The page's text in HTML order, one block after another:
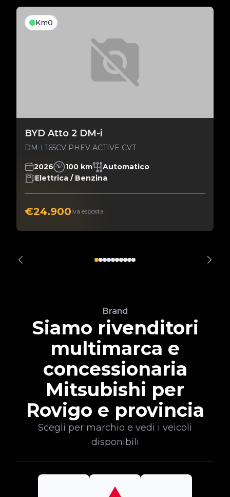
Km0
BYD Atto 2 DM-i
DM-I 165CV PHEV ACTIVE CVT
2026 100 km
Automatico
Elettrica / Benzina
€24.900Iva esposta
Brand
Siamo rivenditori
multimarca e
concessionaria
Mitsubishi per
Rovigo e provincia
Scegli per marchio e vedi i veicoli
disponibili